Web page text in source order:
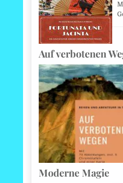
Auf verbotenen
Moderne Magie